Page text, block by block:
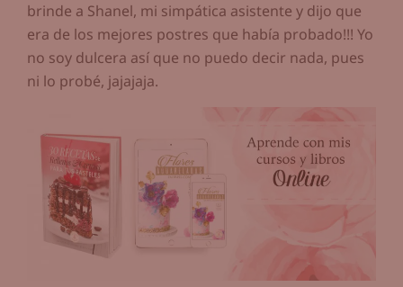
brinde a Shanel, mi simpática asistente y dijo que
era de los mejores postres que había probado!!! Yo
no soy dulcera así que no puedo decir nada, pues
ni lo probé, jajajaja.